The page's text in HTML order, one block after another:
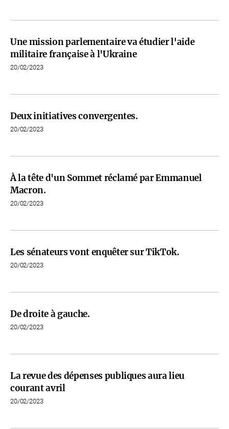
Une mission parlementaire va étudier l'aide
militaire française à l'Ukraine
20/02/2023
Deux initiatives convergentes.
20/02/2023
À la tête d'un Sommet réclamé par Emmanuel
Macron.
20/02/2023
Les sénateurs vont enquêter sur TikTok.
20/02/2023
De droite à gauche.
20/02/2023
La revue des dépenses publiques aura lieu
courant avril
20/02/2023